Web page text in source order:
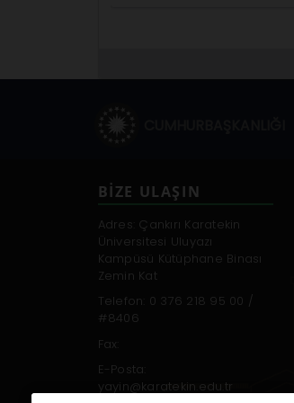
BİZE ULAŞIN
Adres: Çankırı Karatekin
Üniversitesi Uluyazı
Kampüsü Kütüphane Binası
Zemin Kat
Telefon: 0 376 218 95 00 /
#8406
Fax:
E-Posta:
yayin@karatekin.edu.tr